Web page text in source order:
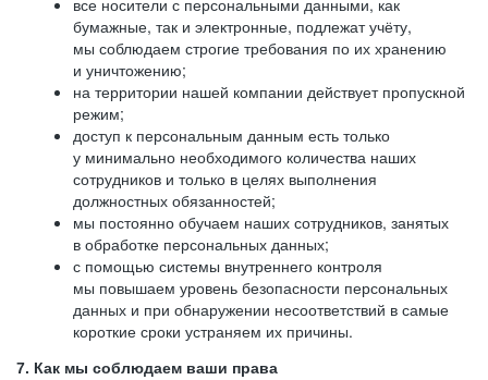
все носители с персональными данными, как
бумажные, так и электронные, подлежат учёту,
мы соблюдаем строгие требования по их хранению
и уничтожению;
на территории нашей компании действует пропускной
режим;
доступ к персональным данным есть только
у минимально необходимого количества наших
сотрудников и только в целях выполнения
должностных обязанностей;
мы постоянно обучаем наших сотрудников, занятых
в обработке персональных данных;
с помощью системы внутреннего контроля
мы повышаем уровень безопасности персональных
данных и при обнаружении несоответствий в самые
короткие сроки устраняем их причины.
7. Как мы соблюдаем ваши права